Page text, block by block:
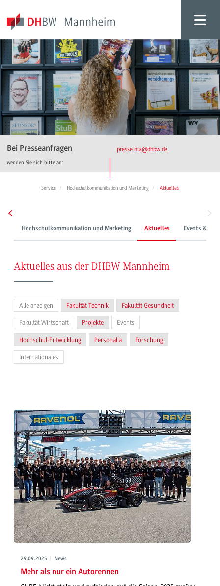
Bei Presseanfragen
wenden Sie sich bitte an:
presse.ma@dhbw.de
Service Hochschulkommunikation und Marketing Aktuelles
Hochschulkommunikation und Marketing Aktuelles Events &
Aktuelles aus der DHBW Mannheim
Alle anzeigen Fakultät Technik Fakultät Gesundheit
Fakultät Wirtschaft Projekte Events
Hochschul-Entwicklung Personalia Forschung
Internationales
29.09.2025 | News
Mehr als nur ein Autorennen